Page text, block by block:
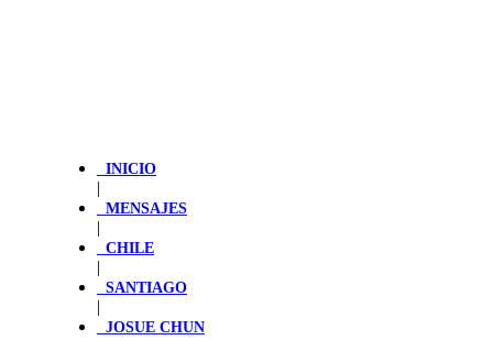
INICIO
|
MENSAJES
|
CHILE
|
SANTIAGO
|
JOSUE CHUN